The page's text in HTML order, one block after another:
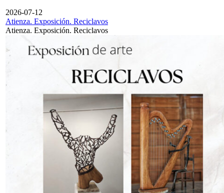
2026-07-12
Atienza. Exposición. Reciclavos
Atienza. Exposición. Reciclavos